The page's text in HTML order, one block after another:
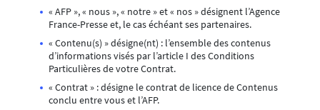
« AFP », « nous », « notre » et « nos » désignent l’Agence
France-Presse et, le cas échéant ses partenaires.
« Contenu(s) » désigne(nt) : l’ensemble des contenus
d’informations visés par l’article I des Conditions
Particulières de votre Contrat.
« Contrat » : désigne le contrat de licence de Contenus
conclu entre vous et l’AFP.